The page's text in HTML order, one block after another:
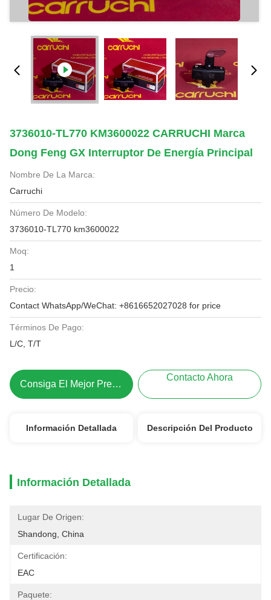
3736010-TL770 KM3600022 CARRUCHI Marca
Dong Feng GX Interruptor De Energía Principal
Nombre De La Marca:
Carruchi
Número De Modelo:
3736010-TL770 km3600022
Moq:
1
Precio:
Contact WhatsApp/WeChat: +8616652027028 for price
Términos De Pago:
L/C, T/T
Consiga El Mejor Precio
Contacto Ahora
Información Detallada Descripción Del Producto
Información Detallada
Lugar De Origen:
Shandong, China
Certificación:
EAC
Paquete: